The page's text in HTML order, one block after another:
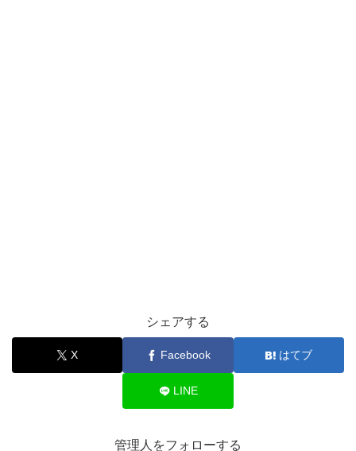
シェアする
X Facebook はてブ
LINE
管理人をフォローする